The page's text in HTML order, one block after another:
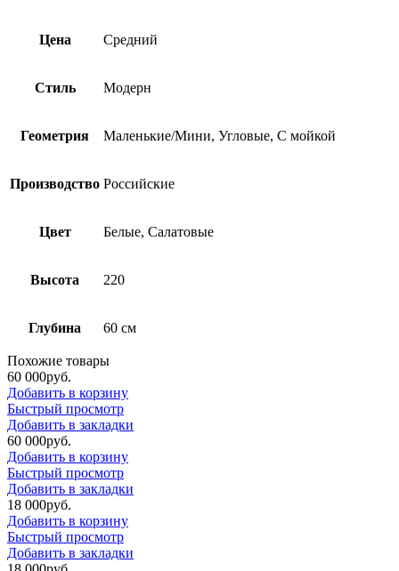
Цена Средний
Стиль Модерн
Геометрия Маленькие/Мини, Угловые, С мойкой
Производство Российские
Цвет Белые, Салатовые
Высота 220
Глубина 60 см
Похожие товары
60 000руб.
Добавить в корзину
Быстрый просмотр
Добавить в закладки
60 000руб.
Добавить в корзину
Быстрый просмотр
Добавить в закладки
18 000руб.
Добавить в корзину
Быстрый просмотр
Добавить в закладки